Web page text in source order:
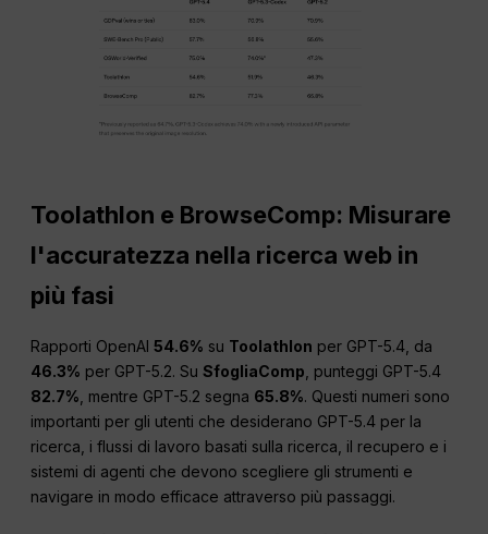
Toolathlon e BrowseComp: Misurare
l'accuratezza nella ricerca web in
più fasi
Rapporti OpenAI54.6% su Toolathlon per GPT-5.4, da
46.3% per GPT-5.2. SuSfogliaComp , punteggi GPT-5.4
82.7% , mentre GPT-5.2 segna 65.8%. Questi numeri sono
importanti per gli utenti che desiderano GPT-5.4 per la
ricerca, i flussi di lavoro basati sulla ricerca, il recupero e i
sistemi di agenti che devono scegliere gli strumenti e
navigare in modo efficace attraverso più passaggi.